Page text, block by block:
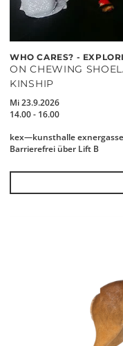
WHO CARES? -
ON CHEWING
KINSHIP
Mi 23.9.2026
14.00 - 16.00
kex—kunsthalle exnergasse
Barrierefrei über Lift B